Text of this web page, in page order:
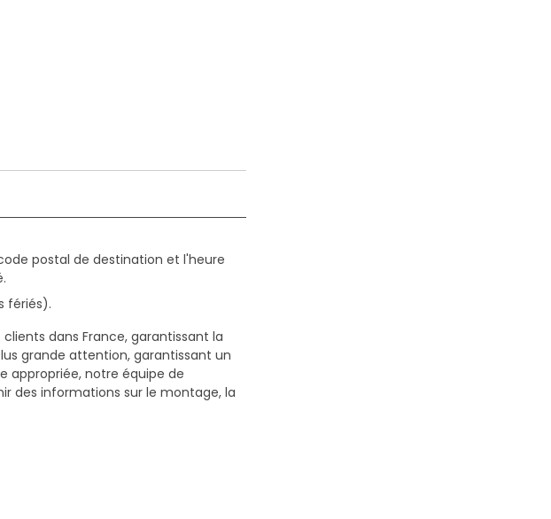
postal de destination et l'heure
fériés).
dans France, garantissant la
grande attention, garantissant un
appropriée, notre équipe de
des informations sur le montage, la